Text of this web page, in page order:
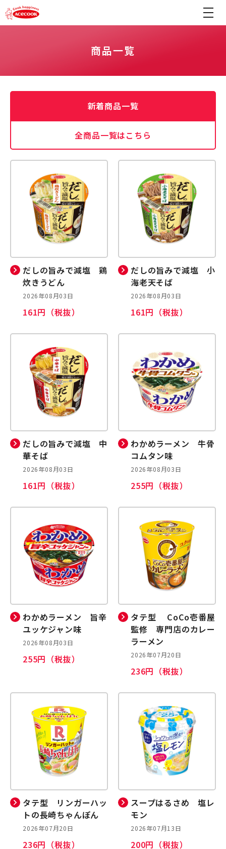
商品一覧
新着商品一覧
全商品一覧はこちら
だしの旨みで減塩 鶏
炊きうどん
2026年08月03日
161円（税抜）
だしの旨みで減塩 小
海老天そば
2026年08月03日
161円（税抜）
だしの旨みで減塩 中
華そば
2026年08月03日
161円（税抜）
わかめラーメン 牛骨
コムタン味
2026年08月03日
255円（税抜）
わかめラーメン 旨辛
ユッケジャン味
2026年08月03日
255円（税抜）
タテ型 CoCo壱番屋
監修 専門店のカレー
ラーメン
2026年07月20日
236円（税抜）
タテ型 リンガーハッ
トの長崎ちゃんぽん
2026年07月20日
236円（税抜）
スープはるさめ 塩レ
モン
2026年07月13日
200円（税抜）